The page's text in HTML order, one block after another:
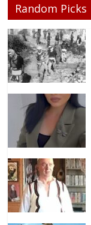
Random Picks